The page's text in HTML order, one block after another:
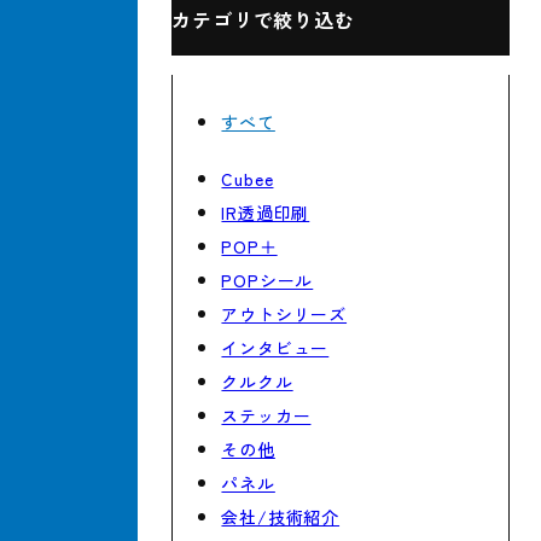
カテゴリで絞り込む
すべて
Cubee
IR透過印刷
POP＋
POPシール
アウトシリーズ
インタビュー
クルクル
ステッカー
その他
パネル
会社/技術紹介